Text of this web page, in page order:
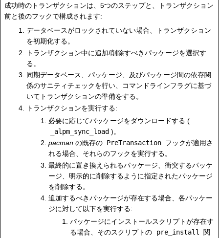
成功時のトランザクションは、5つのステップと、トランザクション
前と後のフックで構成されます:
データベースがロックされていない場合、トランザクション
を初期化する。
トランザクション中に追加/削除すべきパッケージを選択す
る。
同期データベース、パッケージ、及びパッケージ間の依存関
係のサニティチェックを行い、コマンドラインフラグに基づ
いてトランザクションの準備をする。
トランザクションを実行する:
必要に応じてパッケージをダウンロードする (
_alpm_sync_load )。
pacmanの既存の PreTransaction フックが適用さ
れる場合、それらのフックを実行する。
最終的に置き換えられるパッケージ、衝突するパッケ
ージ、明示的に削除するように指定されたパッケージ
を削除する。
追加するべきパッケージが存在する場合、各パッケー
ジに対して以下を実行する:
パッケージにインストールスクリプトが存在す
る場合、そのスクリプトの
pre_install
関